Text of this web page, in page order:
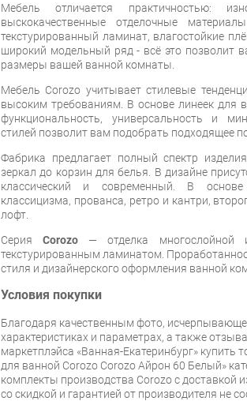
Мебель отличается практичностью:
выскокачественные отделочные
текстурированный ламинат, влагостойкие
широкий модельный ряд - всё это позволит
размеры вашей ванной комнаты.
Мебель Corozo учитывает стилевые
высоким требованиям. В основе линеек для
функциональность, универсальность и
стилей позволит вам подобрать подходящее
Фабрика предлагает полный спектр
зеркал до корзин для белья. В дизайне
классический и современный. В
классицизма, прованса, ретро и кантри,
лофт.
СерияCorozo — отделка многослойной
текстурированным ламинатом.
стиля и дизайнерского оформления ванной
Условия покупки
Благодаря качественным фото,
характеристиках и параметрах, а также
маркетплэйса «Ванная-Екатеринбург» купить
для ванной Corozo Corozo Айрон 60 Белый»
комплекты производства Corozo с доставкой
со скидкой и гарантией от производителя не